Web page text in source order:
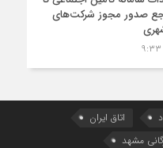
صدور مجوز شرکت‌های
اتاق ایران
مشهد